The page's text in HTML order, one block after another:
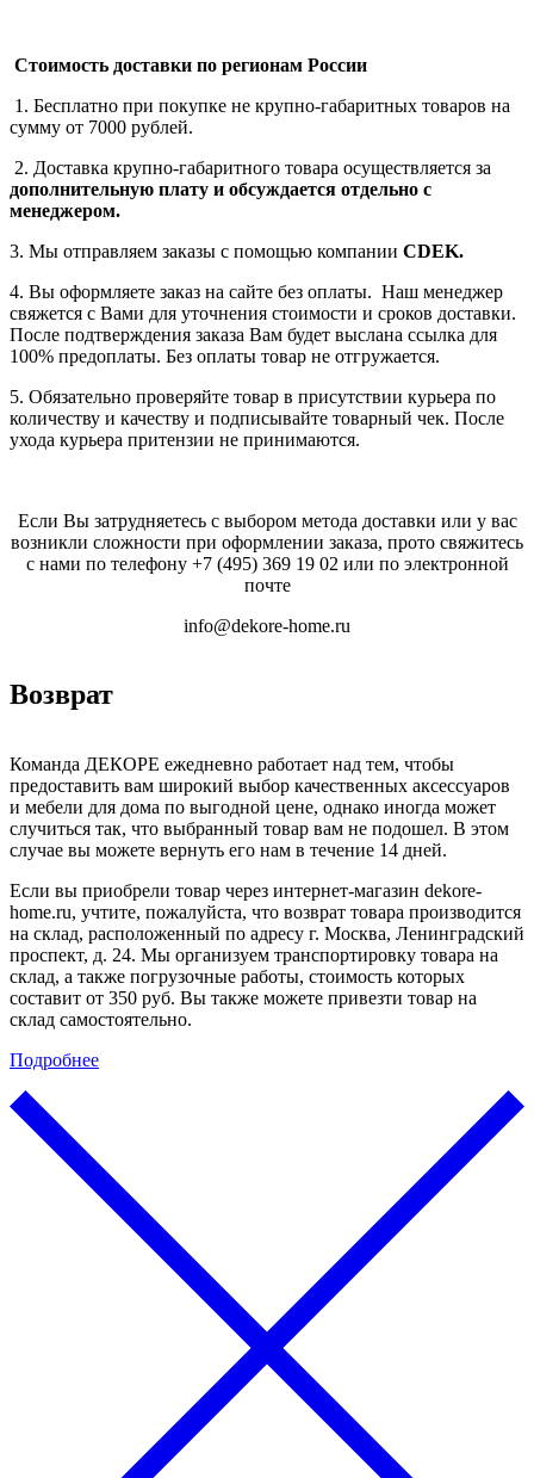
Стоимость доставки по регионам России
1. Бесплатно при покупке не крупно-габаритных товаров на
сумму от 7000 рублей.
2. Доставка крупно-габаритного товара осуществляется за
дополнительную плату и обсуждается отдельно с
менеджером.
3. Мы отправляем заказы с помощью компании СDEK.
4. Вы оформляете заказ на сайте без оплаты. Наш менеджер
свяжется с Вами для уточнения стоимости и сроков доставки.
После подтверждения заказа Вам будет выслана ссылка для
100% предоплаты. Без оплаты товар не отгружается.
5. Обязательно проверяйте товар в присутствии курьера по
количеству и качеству и подписывайте товарный чек. После
ухода курьера притензии не принимаются.
Если Вы затрудняетесь с выбором метода доставки или у вас
возникли сложности при оформлении заказа, прото свяжитесь
с нами по телефону +7 (495) 369 19 02 или по электронной
почте
info@dekore-home.ru
Возврат
Команда ДЕКОРЕ ежедневно работает над тем, чтобы
предоставить вам широкий выбор качественных аксессуаров
и мебели для дома по выгодной цене, однако иногда может
случиться так, что выбранный товар вам не подошел. В этом
случае вы можете вернуть его нам в течение 14 дней.
Если вы приобрели товар через интернет-магазин dekore-
home.ru, учтите, пожалуйста, что возврат товара производится
на склад, расположенный по адресу г. Москва, Ленинградский
проспект, д. 24. Мы организуем транспортировку товара на
склад, а также погрузочные работы, стоимость которых
составит от 350 руб. Вы также можете привезти товар на
склад самостоятельно.
Подробнее